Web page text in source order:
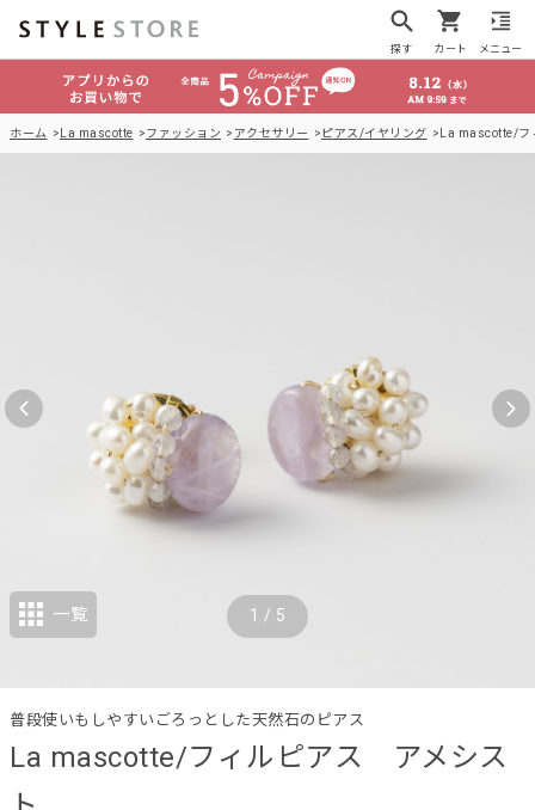
探す カート メニュー
ホーム La mascotte ファッション アクセサリー ピアス/イヤリング La mascotte/
La mascotte/フィルピアス アメシス
普段使いもしやすいごろっとした天然石のピアス
1 / 5
一覧